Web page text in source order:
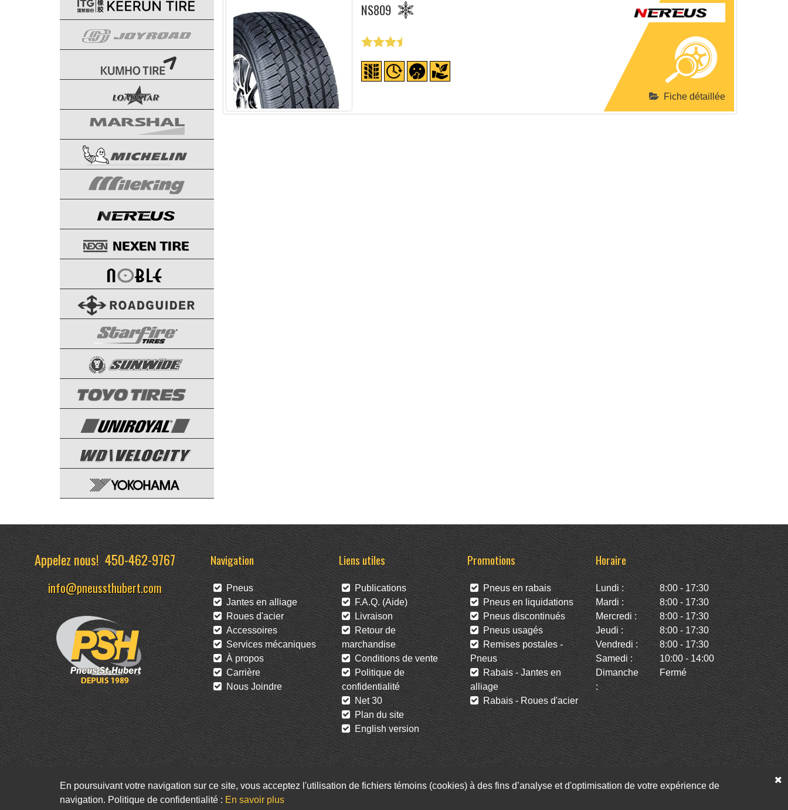
NS809
Fiche détaillée
Appelez nous!450-462-9767
info@pneussthubert.com
Navigation
Pneus
Jantes en alliage
Roues d'acier
Accessoires
Services mécaniques
À propos
Carrière
Nous Joindre
Liens utiles
Publications
F.A.Q. (Aide)
Livraison
Retour de
marchandise
Conditions de vente
Politique de
confidentialité
Net 30
Plan du site
English version
Promotions
Pneus en rabais
Pneus en liquidations
Pneus discontinués
Pneus usagés
Remises postales -
Pneus
Rabais - Jantes en
alliage
Rabais - Roues d'acier
Horaire
Lundi :
8:00 - 17:30
Mardi :
8:00 - 17:30
Mercredi :
8:00 - 17:30
Jeudi :
8:00 - 17:30
Vendredi :
8:00 - 17:30
Samedi :
10:00 - 14:00
Dimanche
:
Fermé
Facebook Twitter Infolettre
En poursuivant votre navigation sur ce site, vous acceptez l'utilisation de fichiers témoins (cookies) à des fins d’analyse et d'optimisation de votre expérience de
navigation. Politique de confidentialité : En savoir plus